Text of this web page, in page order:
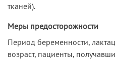
тканей).
Меры предосторожности
Период беременности,
возраст, пациенты,